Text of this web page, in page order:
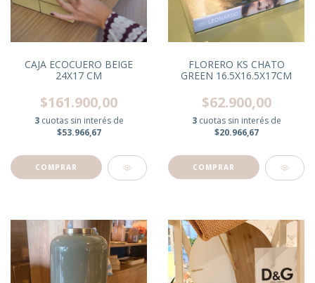
CAJA ECOCUERO BEIGE
24X17 CM
$161.900,00
3 cuotas sin interés de
$53.966,67
FLORERO KS CHATO
GREEN 16.5X16.5X17CM
$62.900,00
3 cuotas sin interés de
$20.966,67